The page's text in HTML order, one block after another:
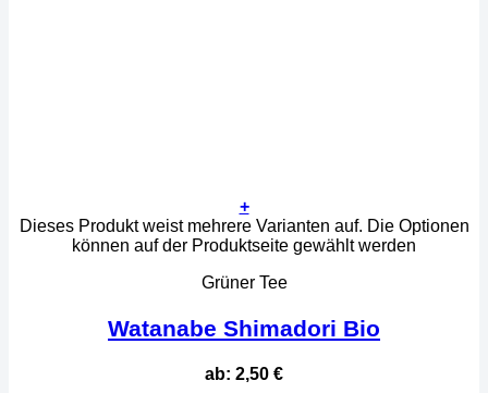
+
Dieses Produkt weist mehrere Varianten auf. Die Optionen
können auf der Produktseite gewählt werden
Grüner Tee
Watanabe Shimadori Bio
ab: 2,50 €